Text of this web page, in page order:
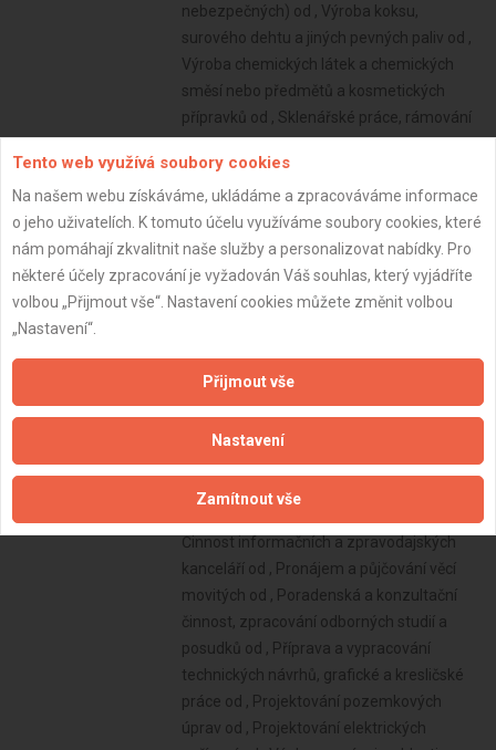
Tento web využívá soubory cookies
Na našem webu získáváme, ukládáme a zpracováváme informace
o jeho uživatelích. K tomuto účelu využíváme soubory cookies, které
nám pomáhají zkvalitnit naše služby a personalizovat nabídky. Pro
některé účely zpracování je vyžadován Váš souhlas, který vyjádříte
volbou „Přijmout vše“. Nastavení cookies můžete změnit volbou
„Nastavení“.
Přijmout vše
Nastavení
Zamítnout vše